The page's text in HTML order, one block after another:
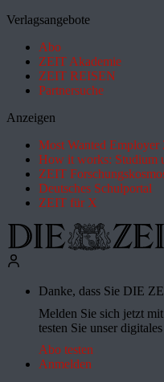
Verlagsangebote
Abo
ZEIT Akademie
ZEIT REISEN
Partnersuche
Anzeigen
Most Wanted Employer
How it works: Studium
ZEIT
Deutsches Schulportal
ZEIT für X
Danke, dass Sie DIE
Melden Sie sich jetzt
testen Sie unser
Abo testen
Anmelden